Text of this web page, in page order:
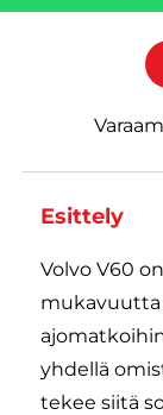
Esittely
Volvo V60
mukavuutta
yhdellä
tekee siitä